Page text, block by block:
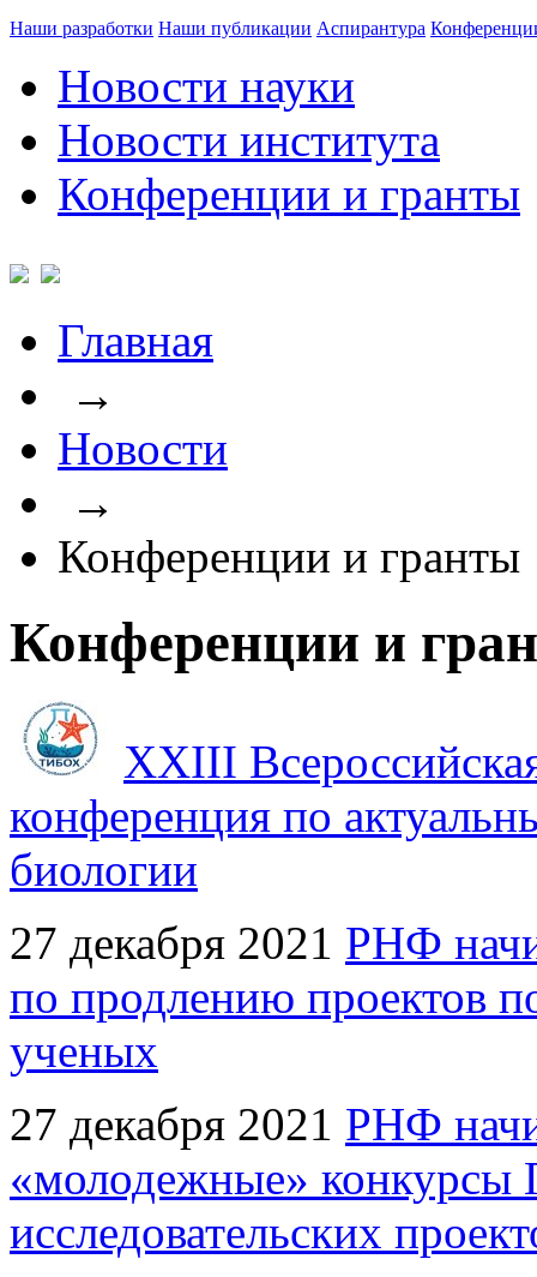
Наши разработки Наши публикации Аспирантура
Новости науки
Новости института
Конференции и гранты
Главная
→
Новости
→
Конференции и гранты
Конференции и
XXIII
конференция по
биологии
27 декабря 2021 РНФ
по продлению проектов
ученых
27 декабря 2021 РНФ
«молодежные» конкурсы
исследовательских